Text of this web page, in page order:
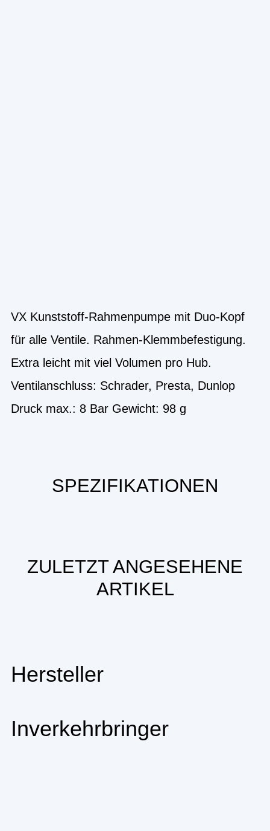
VX Kunststoff-Rahmenpumpe mit Duo-Kopf
für alle Ventile. Rahmen-Klemmbefestigung.
Extra leicht mit viel Volumen pro Hub.
Ventilanschluss: Schrader, Presta, Dunlop
Druck max.: 8 Bar Gewicht: 98 g
SPEZIFIKATIONEN
ZULETZT ANGESEHENE
ARTIKEL
Hersteller
Inverkehrbringer